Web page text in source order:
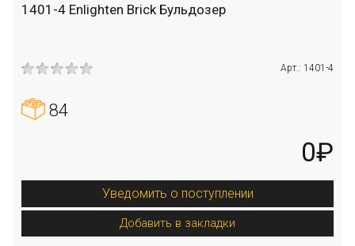
1401-4 Enlighten Brick Бульдозер
Арт.: 1401-4
84
0₽
Уведомить о поступлении
Добавить в закладки